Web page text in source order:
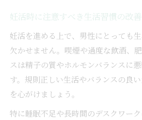
妊活時に注意すべき生活習慣の改
妊活を進める上で、男性にとっても
欠かせません。喫煙や過度な飲酒、
スは精子の質やホルモンバランスに
す。規則正しい生活やバランスの良
を心がけましょう。
特に睡眠不足や長時間のデスクワーク